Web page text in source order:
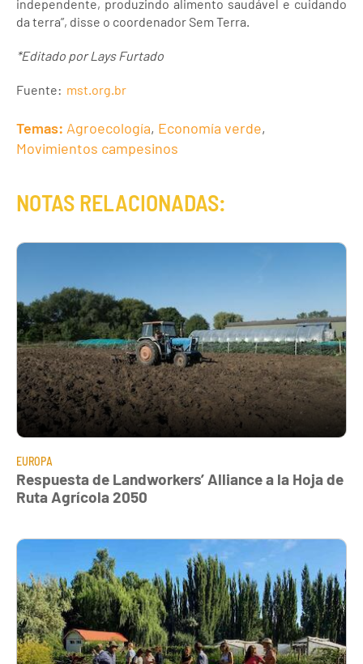
independente, produzindo alimento saudável e cuidando
da terra”, disse o coordenador Sem Terra.
*Editado por Lays Furtado
Fuente: mst.org.br
Temas: Agroecología, Economía verde,
Movimientos campesinos
NOTAS RELACIONADAS:
EUROPA
Respuesta de Landworkers’ Alliance a la Hoja de
Ruta Agrícola 2050